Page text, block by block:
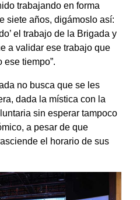
trabajando en forma
siete años, digámoslo así:
el trabajo de la Brigada y
a validar ese trabajo que
ese tiempo”.
no busca que se les
dada la mística con la
sin esperar tampoco
a pesar de que
el horario de sus